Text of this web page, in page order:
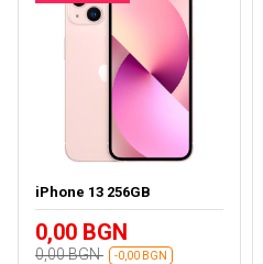
iPhone 13 256GB
0,00 BGN
0,00 BGN -0,00 BGN